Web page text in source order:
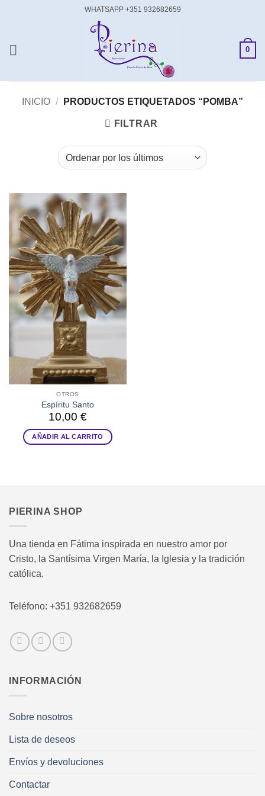
WHATSAPP +351 932682659
0
INICIO / PRODUCTOS ETIQUETADOS “POMBA”
FILTRAR
OTROS
Espíritu Santo
10,00 €
AÑADIR AL CARRITO
PIERINA SHOP
Una tienda en Fátima inspirada en nuestro amor por
Cristo, la Santísima Virgen María, la Iglesia y la tradición
católica.
Teléfono: +351 932682659
INFORMACIÓN
Sobre nosotros
Lista de deseos
Envíos y devoluciones
Contactar